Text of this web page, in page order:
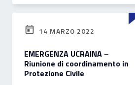
14 MARZO 2022
EMERGENZA UCRAINA –
Riunione di coordinamento in
Protezione Civile